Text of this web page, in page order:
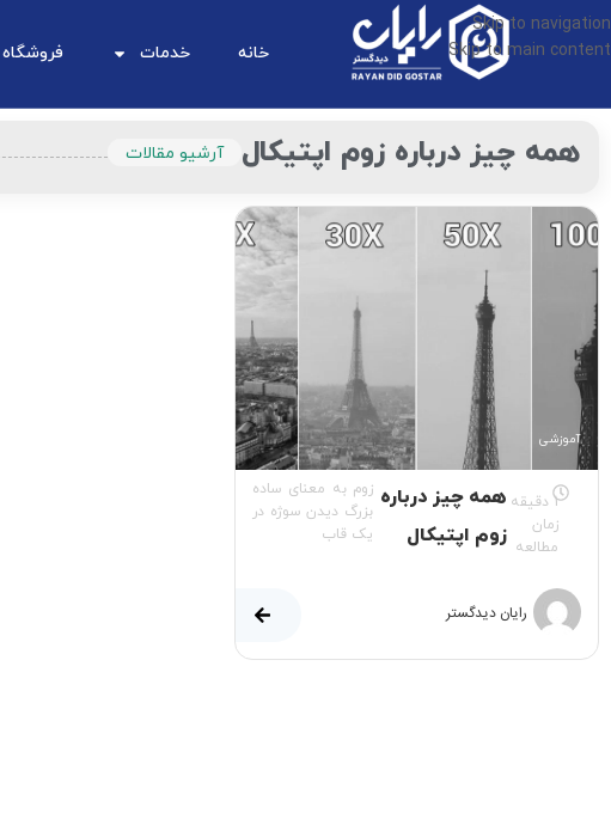
Skip to navigation
Skip to main content
خانه خدمات فروشگاه
همه چیز درباره زوم اپتیکال آرشیو مقالات
آموزشی
1 دقیقه
زمان
مطالعه
همه چیز درباره
زوم اپتیکال
زوم به معنای ساده
بزرگ دیدن سوژه در
یک قاب
رایان دیدگستر